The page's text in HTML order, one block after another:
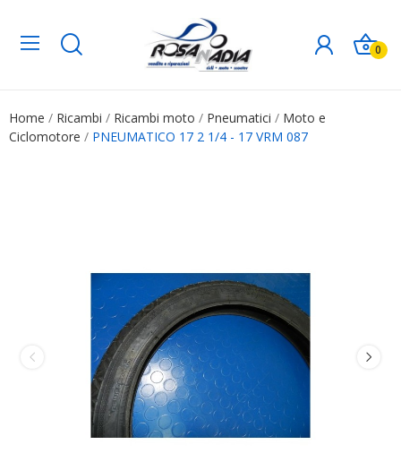
0
Home Ricambi Ricambi moto Pneumatici
Moto e
Ciclomotore
PNEUMATICO 17 2 1/4 - 17 VRM 087